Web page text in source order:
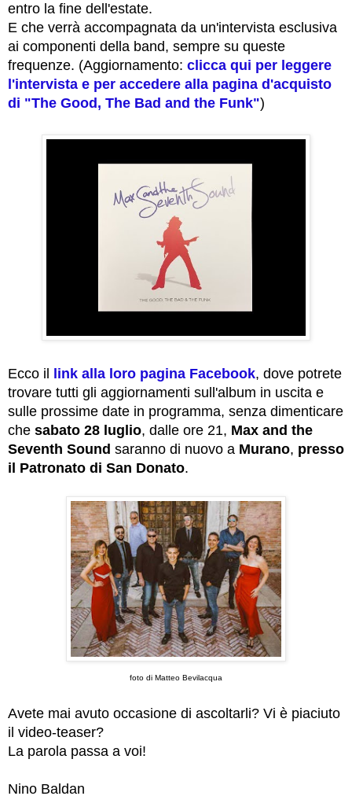
entro la fine dell'estate.
E che verrà accompagnata da un'intervista esclusiva
ai componenti della band, sempre su queste
frequenze. (Aggiornamento: clicca qui per leggere
l'intervista e per accedere alla pagina d'acquisto
di "The Good, The Bad and the Funk")
Ecco il link alla loro pagina Facebook, dove potrete
trovare tutti gli aggiornamenti sull'album in uscita e
sulle prossime date in programma, senza dimenticare
che sabato 28 luglio, dalle ore 21, Max and the
Seventh Sound saranno di nuovo a Murano, presso
il Patronato di San Donato.
foto di Matteo Bevilacqua
Avete mai avuto occasione di ascoltarli? Vi è piaciuto
il video-teaser?
La parola passa a voi!
Nino Baldan